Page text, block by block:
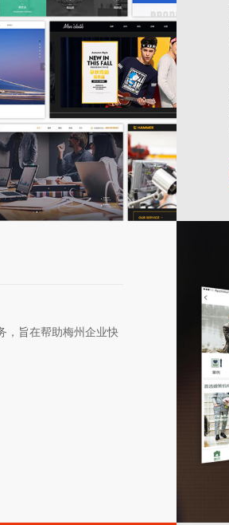
，旨在帮助梅州企业快